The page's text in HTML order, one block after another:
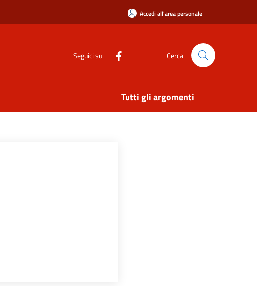
Accedi all'area personale
Seguici su Cerca
Tutti gli argomenti